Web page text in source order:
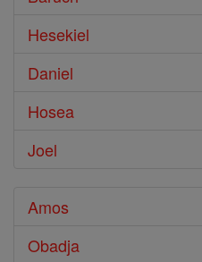
Hesekiel
Daniel
Hosea
Joel
Amos
Obadja